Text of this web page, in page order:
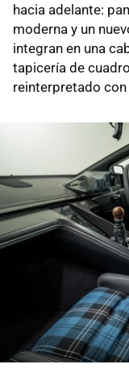
hacia adelante:
moderna y un
integran en una
tapicería de
reinterpretado